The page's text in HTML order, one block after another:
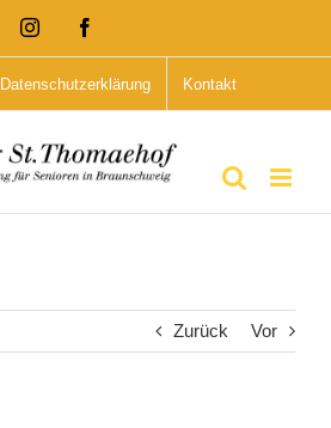
Instagram
Datenschutzerklärung Kontakt
Zurück Vor